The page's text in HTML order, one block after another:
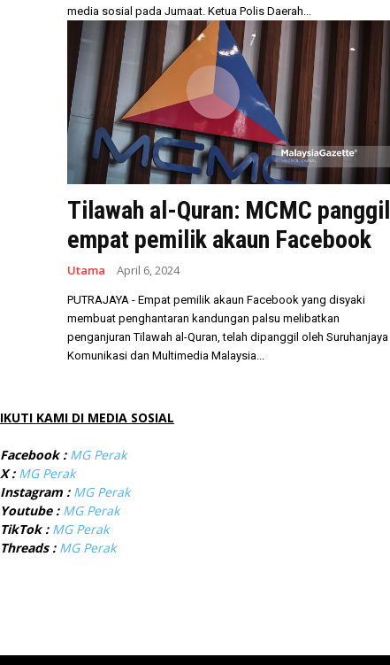
media sosial pada Jumaat. Ketua Polis Daerah...
Tilawah al-Quran: MCMC panggil
empat pemilik akaun Facebook
Utama April 6, 2024
PUTRAJAYA - Empat pemilik akaun Facebook yang disyaki
membuat penghantaran kandungan palsu melibatkan
penganjuran Tilawah al-Quran, telah dipanggil oleh Suruhanjaya
Komunikasi dan Multimedia Malaysia...
IKUTI KAMI DI MEDIA SOSIAL
Facebook : MG Perak
X : MG Perak
Instagram : MG Perak
Youtube : MG Perak
TikTok : MG Perak
Threads : MG Perak